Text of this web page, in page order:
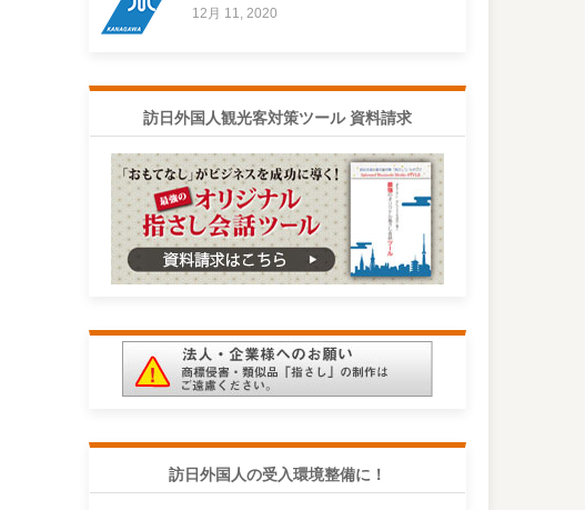
12月 11, 2020
訪日外国人観光客対策ツール 資料請求
訪日外国人の受入環境整備に！